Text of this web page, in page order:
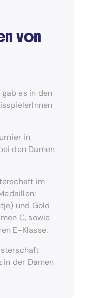
von
es in den
in
den Damen
im
und Gold
C, sowie
E-Klasse.
der Damen